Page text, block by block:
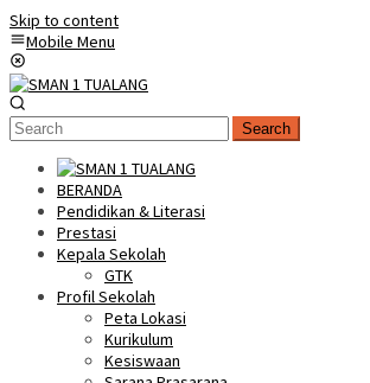
Skip to content
Mobile Menu
Search
BERANDA
Pendidikan & Literasi
Prestasi
Kepala Sekolah
GTK
Profil Sekolah
Peta Lokasi
Kurikulum
Kesiswaan